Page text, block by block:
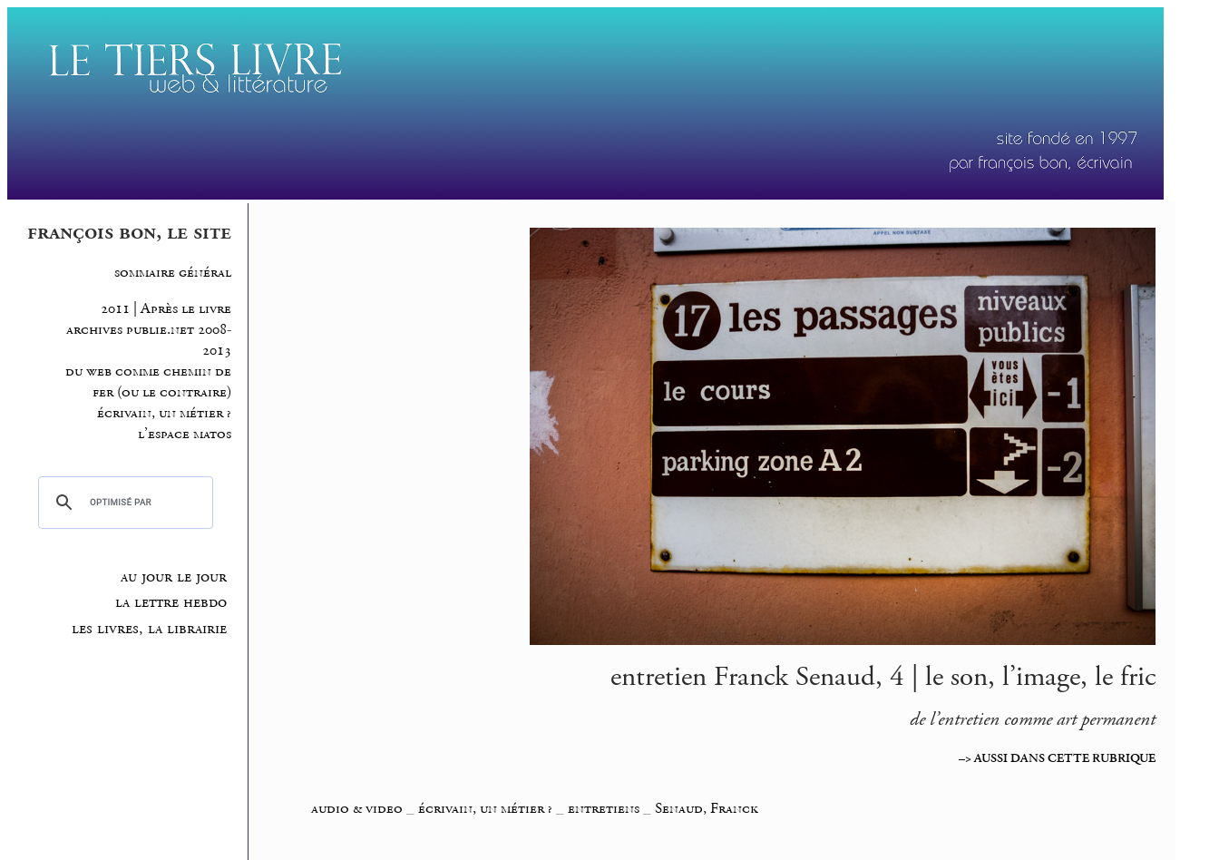
françois bon, le site
sommaire général
2011 | Après le livre
archives publie.net 2008-
2013
du web comme chemin de
fer (ou le contraire)
écrivain, un métier ?
l’espace matos
au jour le jour
la lettre hebdo
les livres, la librairie
entretien Franck Senaud, 4 | le son, l’image, le fric
de l’entretien comme art permanent
–> AUSSI DANS CETTE RUBRIQUE
audio & video _écrivain, un métier ? _entretiens _Senaud, Franck